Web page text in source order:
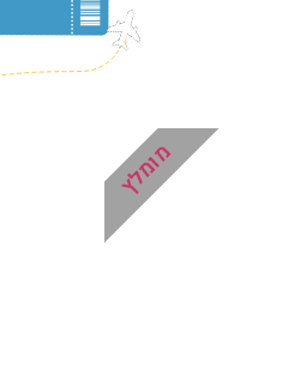
לחצו פה!
מומלץ